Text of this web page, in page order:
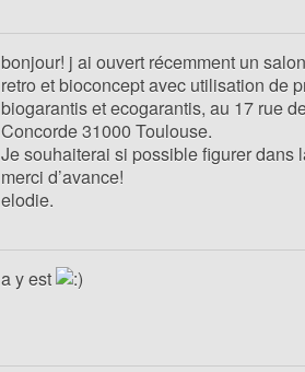
bonjour! j ai ouvert récemment un
retro et bioconcept avec utilisation de
biogarantis et ecogarantis, au 17 rue
Concorde 31000 Toulouse.
Je souhaiterai si possible figurer dans
merci d’avance!
elodie.
a y est